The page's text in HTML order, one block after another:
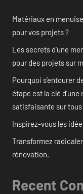
Matériaux en
pour vos projets ?
Les secrets d’une
pour des projets sur
Pourquoi s’entourer
étape est la clé
satisfaisante sur tous
Inspirez-vous les
Transformez
rénovation.
Recent